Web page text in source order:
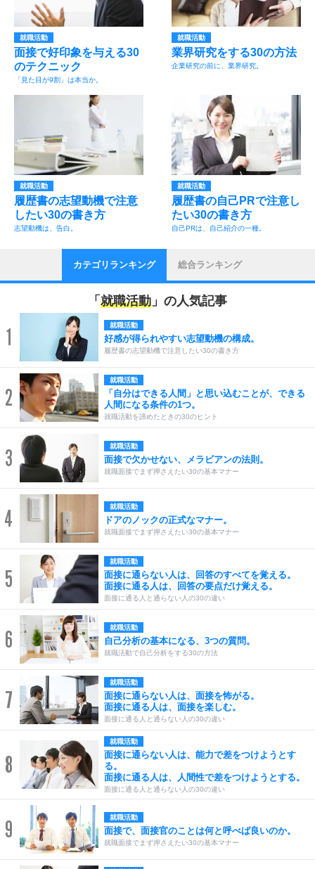
就職活動
面接で好印象を与える30
のテクニック
「見た目が9割」は本当か。
就職活動
業界研究をする30の方法
企業研究の前に、業界研究。
就職活動
履歴書の志望動機で注意
したい30の書き方
志望動機は、告白。
就職活動
履歴書の自己PRで注意し
たい30の書き方
自己PRは、自己紹介の一種。
カテゴリランキング 総合ランキング
「 就職活動 」の人気記事
1 就職活動
好感が得られやすい志望動機の構成。
履歴書の志望動機で注意したい30の書き方
2
就職活動
「自分はできる人間」と思い込むことが、できる
人間になる条件の1つ。
就職活動を諦めたときの30のヒント
3 就職活動
面接で欠かせない、メラビアンの法則。
就職面接でまず押さえたい30の基本マナー
4 就職活動
ドアのノックの正式なマナー。
就職面接でまず押さえたい30の基本マナー
5
就職活動
面接に通らない人は、回答のすべてを覚える。
面接に通る人は、回答の要点だけ覚える。
面接に通る人と通らない人の30の違い
6 就職活動
自己分析の基本になる、3つの質問。
就職活動で自己分析をする30の方法
7
就職活動
面接に通らない人は、面接を怖がる。
面接に通る人は、面接を楽しむ。
面接に通る人と通らない人の30の違い
8
就職活動
面接に通らない人は、能力で差をつけようとす
る。
面接に通る人は、人間性で差をつけようとする。
面接に通る人と通らない人の30の違い
9 就職活動
面接で、面接官のことは何と呼べば良いのか。
就職面接でまず押さえたい30の基本マナー